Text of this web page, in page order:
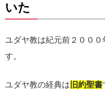
いた
ユダヤ教は紀元前２００
す。
ユダヤ教の経典は 旧約聖書